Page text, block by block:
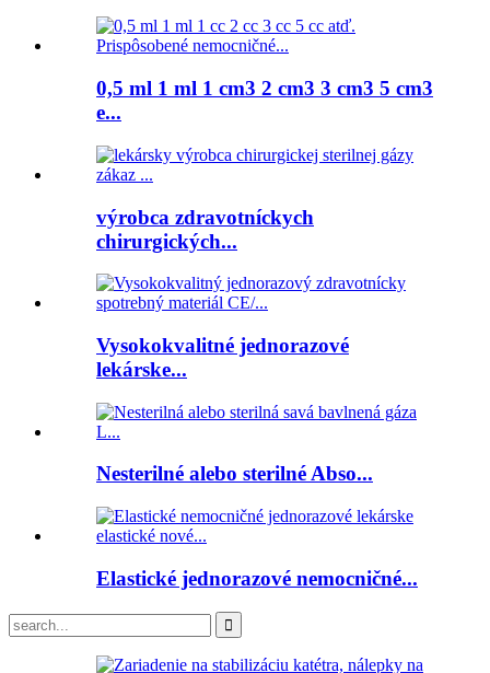
0,5 ml 1 ml 1 cm3 2 cm3 3 cm3 5 cm3
e...
výrobca zdravotníckych
chirurgických...
Vysokokvalitné jednorazové
lekárske...
Nesterilné alebo sterilné Abso...
Elastické jednorazové nemocničné...